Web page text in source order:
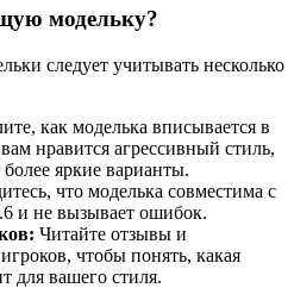
модельку?
следует учитывать несколько
как моделька вписывается в
нравится агрессивный стиль,
яркие варианты.
что моделька совместима с
и не вызывает ошибок.
Читайте отзывы и
чтобы понять, какая
для вашего стиля.